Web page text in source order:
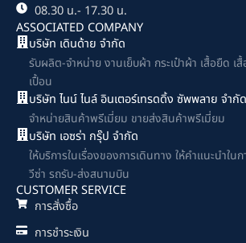
08.30 น.- 17.30 น.
ASSOCIATED COMPANY
บริษัท เดินด้าย จำกัด
รับผลิต-จำหน่าย งานเย็บผ้า กระเป๋าผ้า เสื้อยืด เ
เปื้อน
บริษัท ไนน์ ไนล์ อินเตอร์เทรดดิ้ง ซัพพลาย จำกัด
จำหน่ายสินค้าพรีเมี่ยม ขายส่งสินค้าพรีเมี่ยม
บริษัท เอซร่า กรุ๊ป จำกัด
ให้บริการในเรื่องของการเดินทาง ให้คำแนะนำใน
วีซ่า รถรับ-ส่งสนามบิน
CUSTOMER SERVICE
การสั่งซื้อ
การชำระเงิน